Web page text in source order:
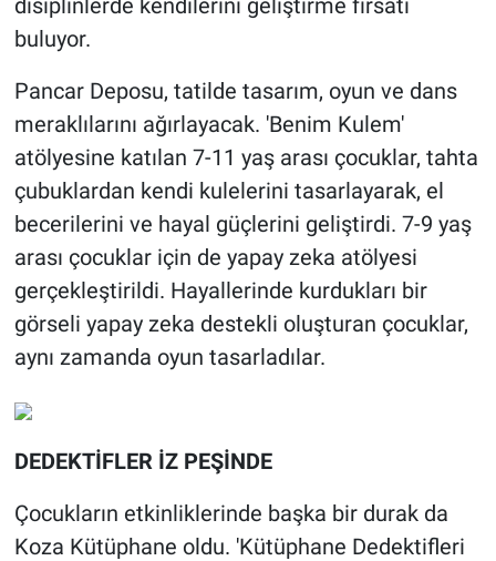
disiplinlerde kendilerini geliştirme fırsatı
buluyor.
Pancar Deposu, tatilde tasarım, oyun ve dans
meraklılarını ağırlayacak. 'Benim Kulem'
atölyesine katılan 7-11 yaş arası çocuklar, tahta
çubuklardan kendi kulelerini tasarlayarak, el
becerilerini ve hayal güçlerini geliştirdi. 7-9 yaş
arası çocuklar için de yapay zeka atölyesi
gerçekleştirildi. Hayallerinde kurdukları bir
görseli yapay zeka destekli oluşturan çocuklar,
aynı zamanda oyun tasarladılar.
DEDEKTİFLER İZ PEŞİNDE
Çocukların etkinliklerinde başka bir durak da
Koza Kütüphane oldu. 'Kütüphane Dedektifleri